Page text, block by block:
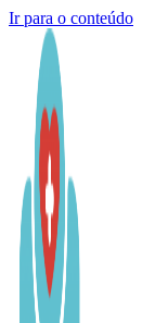
Ir para o conteúdo